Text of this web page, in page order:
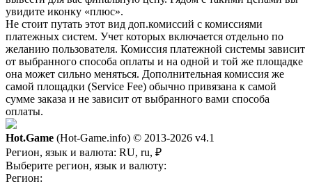
увидите иконку «плюс».
Не стоит путать этот вид доп.комиссий с комиссиями
платежных систем. Учет которых включается отдельно по
желанию пользователя. Комиссия платежной системы зависит
от выбранного способа оплаты и на одной и той же площадке
она может сильно меняться. Дополнительная комиссия же
самой площадки (Service Fee) обычно привязана к самой
сумме заказа и не зависит от выбранного вами способа
оплаты.
Hot.Game (Hot-Game.info) © 2013-2026 v4.1
Регион, язык и валюта: RU, ru, ₽
Выберите регион, язык и валюту:
Регион: